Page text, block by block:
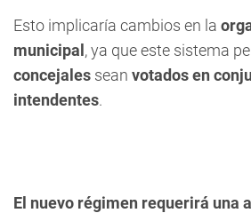
Esto implicaría cambios en la
municipal , ya que este sistema
concejales sean votados en
intendentes.
El nuevo régimen requerirá una